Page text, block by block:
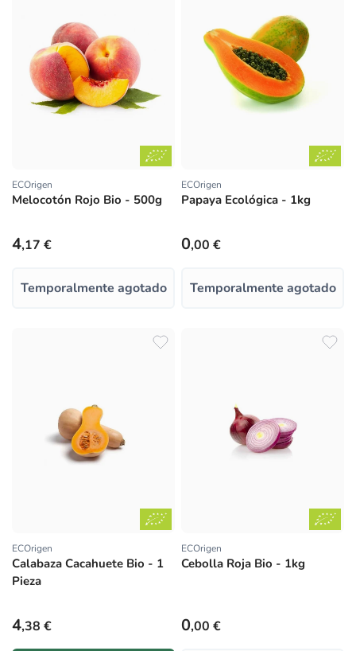
Proveedor:
ECOrigen
Melocotón Rojo Bio - 500g
Precio habitual
4,17 €
Temporalmente agotado
Proveedor:
ECOrigen
Papaya Ecológica - 1kg
Precio habitual
0,00 €
Temporalmente agotado
Proveedor:
ECOrigen
Calabaza Cacahuete Bio - 1
Pieza
Precio habitual
4,38 €
Proveedor:
ECOrigen
Cebolla Roja Bio - 1kg
Precio habitual
0,00 €